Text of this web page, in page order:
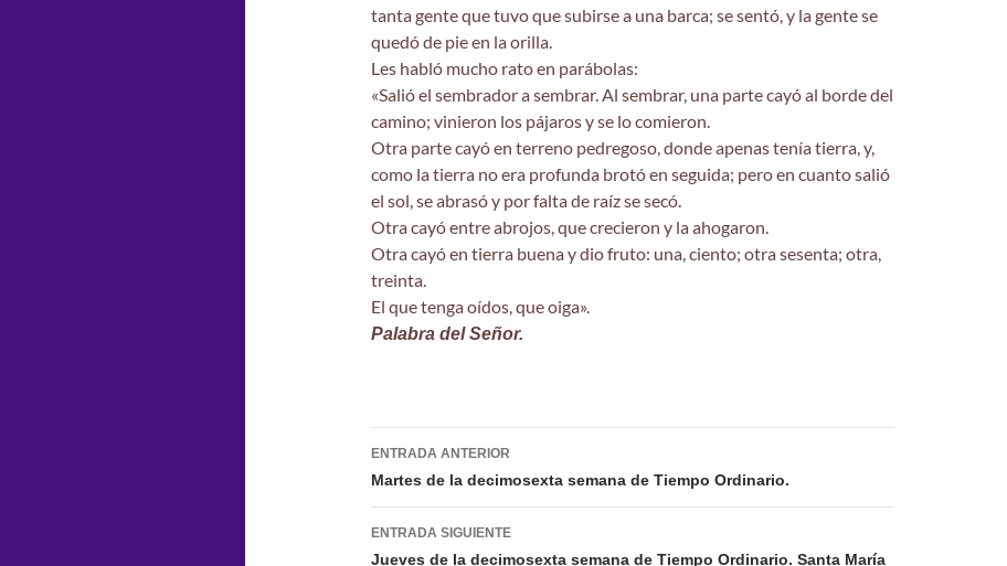
tanta gente que tuvo que subirse a una barca; se sentó, y la gente se
quedó de pie en la orilla.
Les habló mucho rato en parábolas:
«Salió el sembrador a sembrar. Al sembrar, una parte cayó al borde del
camino; vinieron los pájaros y se lo comieron.
Otra parte cayó en terreno pedregoso, donde apenas tenía tierra, y,
como la tierra no era profunda brotó en seguida; pero en cuanto salió
el sol, se abrasó y por falta de raíz se secó.
Otra cayó entre abrojos, que crecieron y la ahogaron.
Otra cayó en tierra buena y dio fruto: una, ciento; otra sesenta; otra,
treinta.
El que tenga oídos, que oiga».
Palabra del Señor.
Navegación
de
entradas
ENTRADA ANTERIOR
Martes de la decimosexta semana de Tiempo Ordinario.
ENTRADA SIGUIENTE
Jueves de la decimosexta semana de Tiempo Ordinario. Santa María